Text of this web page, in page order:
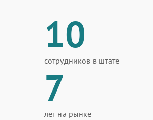
10
сотрудников в штате
7
лет на рынке